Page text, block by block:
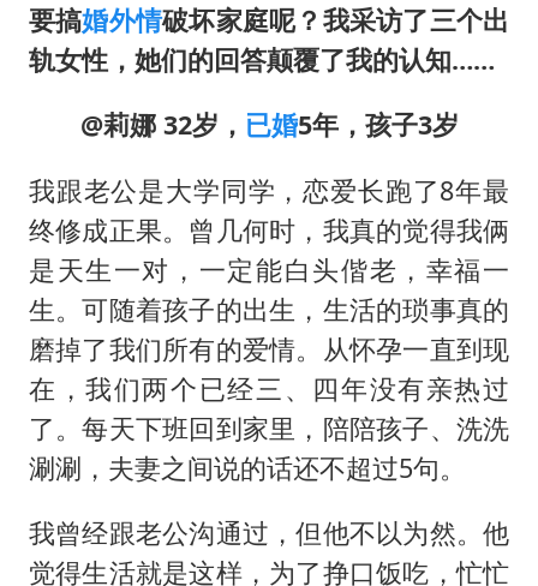
要搞婚外情破坏家庭呢？我采访了三个出
轨女性，她们的回答颠覆了我的认知……
@莉娜 32岁， 已婚5年，孩子3岁
我跟老公是大学同学，恋爱长跑了8年最
终修成正果。曾几何时，我真的觉得我俩
是天生一对，一定能白头偕老，幸福一
生。可随着孩子的出生，生活的琐事真的
磨掉了我们所有的爱情。从怀孕一直到现
在，我们两个已经三、四年没有亲热过
了。每天下班回到家里，陪陪孩子、洗洗
涮涮，夫妻之间说的话还不超过5句。
我曾经跟老公沟通过，但他不以为然。他
觉得生活就是这样，为了挣口饭吃，忙忙